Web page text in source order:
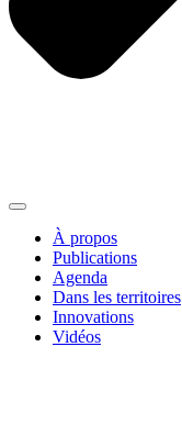
À propos
Publications
Agenda
Dans les territoires
Innovations
Vidéos